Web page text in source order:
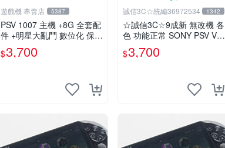
遊戲機 專賣店 5387
PSV 1007 主機 +8G 全套配
件 +明星大亂鬥 數位化 保修
一年 品質有保障
$3,700
誠信3C☆統編36972534 1342
☆誠信3C☆9成新 無改機 各
色 功能正常 SONY PSV VIT
A 主機 2000~3000型 二手
功能正常 賣3千5~4千也可
$3,700